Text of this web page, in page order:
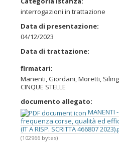
interrogazioni in trattazione
Data di presentazione:
04/12/2023
Data di trattazione:
firmatari:
Manenti, Giordani, Moretti,
CINQUE STELLE
documento allegato:
MANENTI
frequenza corse, qualità ed
(IT A RISP. SCRITTA 466807
(102966 bytes)